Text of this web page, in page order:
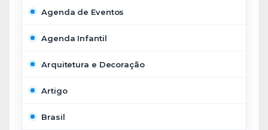
Agenda de Eventos
Agenda Infantil
Arquitetura e Decoração
Artigo
Brasil